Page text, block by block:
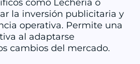
como Lechería o
la inversión publicitaria y
operativa. Permite una
al adaptarse
cambios del mercado.